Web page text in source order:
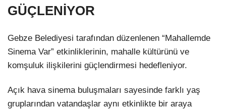
GÜÇLENİYOR
Gebze Belediyesi tarafından düzenlenen “Mahallemde
Sinema Var” etkinliklerinin, mahalle kültürünü ve
komşuluk ilişkilerini güçlendirmesi hedefleniyor.
Açık hava sinema buluşmaları sayesinde farklı yaş
gruplarından vatandaşlar aynı etkinlikte bir araya